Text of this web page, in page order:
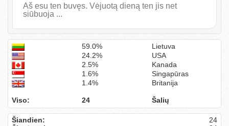
Aš esu ten buvęs. Vėjuotą dieną ten jis net
siūbuoja ...
59.0%
Lietuva
24.2%
USA
2.5%
Kanada
1.6%
Singapūras
1.4%
Britanija
Viso: 24 Šalių
Šiandien:
24